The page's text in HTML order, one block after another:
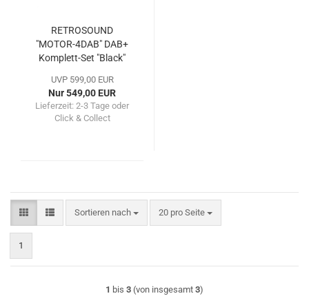
RETROSOUND
"MOTOR-4DAB" DAB+
Komplett-Set "Black"
UVP 599,00 EUR
Nur 549,00 EUR
Lieferzeit: 2-3 Tage oder
Click & Collect
Sortieren nach
Sortieren nach 20 pro Seite
pro Seite
1
1 bis 3 (von insgesamt 3)